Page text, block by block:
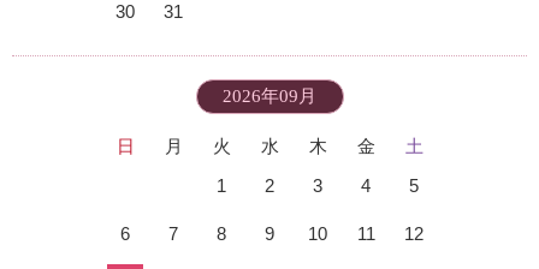
30 31
2026年09月
日 月 火 水 木 金
土
1
2 3 4 5
6 7 8 9 10 11 12